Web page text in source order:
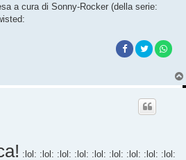
a cura di Sonny-Rocker (della serie:
:lol: :lol: :lol: :lol: :lol: :lol: :lol: :lol: :lol: